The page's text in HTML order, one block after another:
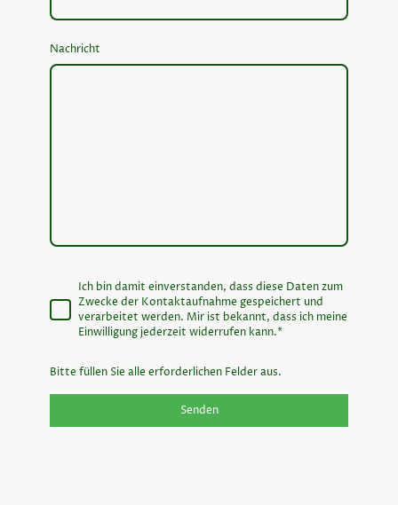
Nachricht
Ich bin damit einverstanden, dass diese Daten zum
Zwecke der Kontaktaufnahme gespeichert und
verarbeitet werden. Mir ist bekannt, dass ich meine
Einwilligung jederzeit widerrufen kann.*
Bitte füllen Sie alle erforderlichen Felder aus.
Senden